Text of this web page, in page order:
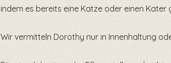
indem es bereits eine Katze oder einen Kater
Wir vermitteln Dorothy nur in Innenhaltung